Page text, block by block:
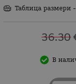
Таблица размери
36.30
В